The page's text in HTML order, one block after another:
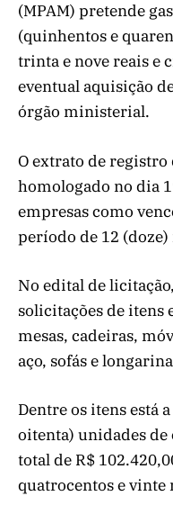
(MPAM) pretende
(quinhentos e
trinta e nove reais e
eventual aquisição
órgão ministerial.
O extrato de registro
homologado no dia
empresas como
período de 12 (doze)
No edital de
solicitações de itens
mesas, cadeiras,
aço, sofás e
Dentre os itens está
oitenta) unidades
total de R$
quatrocentos e vinte